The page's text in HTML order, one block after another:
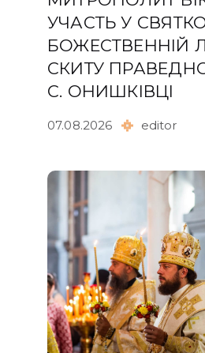
УЧАСТЬ У
БОЖЕСТВЕННІЙ
СКИТУ
С. ОНИШКІВЦІ
07.08.2026 editor